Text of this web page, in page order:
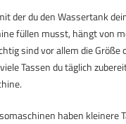
der du den Wassertank
füllen musst, hängt von
sind vor allem die Größe
Tassen du täglich
haben kleinere